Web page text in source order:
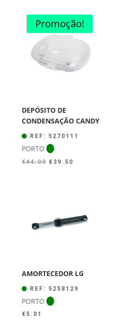
Promoção!
DEPÓSITO DE
CONDENSAÇÃO CANDY
REF: 5270111
PORTO
€44.00 O
€ 39.50
AMORTECEDOR LG
REF: 5258129
PORTO
€ 5.01